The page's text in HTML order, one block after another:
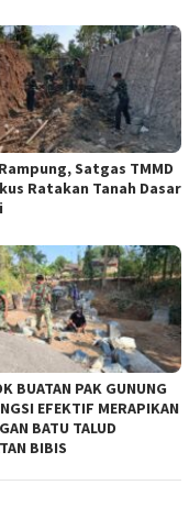
Satgas TMMD
Ratakan Tanah Dasar
BUATAN PAK GUNUNG
EFEKTIF MERAPIKAN
BATU TALUD
BIBIS